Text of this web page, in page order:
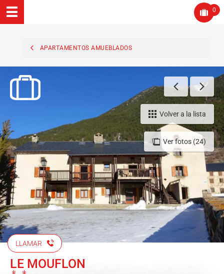
0
APARTAMENTOS AMUEBLADOS
Ver fotos (24)
Volver a la lista
LLAMAR
LE MOUFLON